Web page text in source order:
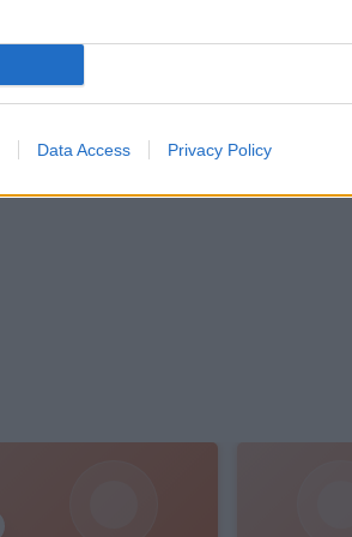
Data Access Privacy Policy